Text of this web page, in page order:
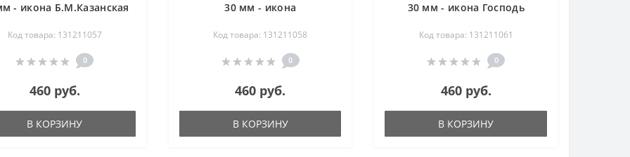
- икона Б.М.Казанская
Код товара: 131211057
0
460 руб.
В КОРЗИНУ
30 мм - икона
Код товара: 131211058
0
460 руб.
В КОРЗИНУ
30 мм - икона Господь
Код товара: 131211061
0
460 руб.
В КОРЗИНУ